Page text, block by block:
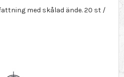
med skålad ände. 20 st /